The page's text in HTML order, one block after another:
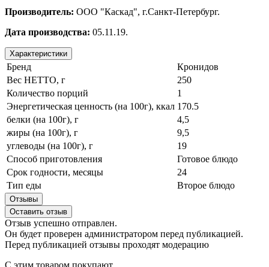
Производитель: ООО "Каскад", г.Санкт-Петербург.
Дата производства: 05.11.19.
Характеристики
Бренд
Кронидов
Вес НЕТТО, г
250
Количество порций
1
Энергетическая ценность (на 100г), ккал 170.5
белки (на 100г), г
4,5
жиры (на 100г), г
9,5
углеводы (на 100г), г
19
Способ приготовления
Готовое блюдо
Срок годности, месяцы
24
Тип еды
Второе блюдо
Отзывы
Оставить отзыв
Отзыв успешно отправлен.
Он будет проверен администратором перед публикацией.
Перед публикацией отзывы проходят модерацию
С этим товаром покупают